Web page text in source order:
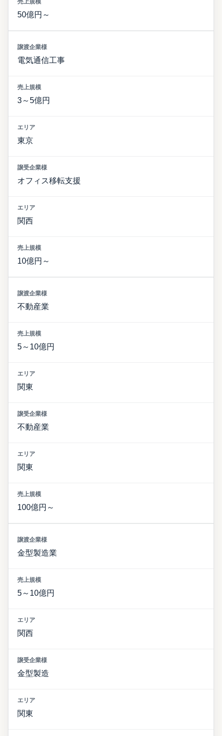
50億円～
電気通信工事
3～5億円
東京
オフィス移転支援
関西
10億円～
不動産業
5～10億円
関東
不動産業
関東
100億円～
金型製造業
5～10億円
関西
金型製造
関東